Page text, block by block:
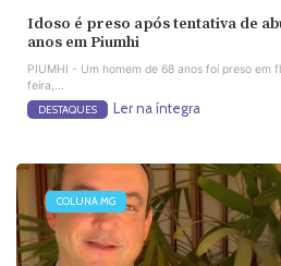
Idoso é preso após tentativa de
anos em Piumhi
PIUMHI - Um homem de 68 anos foi preso em
feira,...
DESTAQUES Ler na íntegra
COLUNA MG